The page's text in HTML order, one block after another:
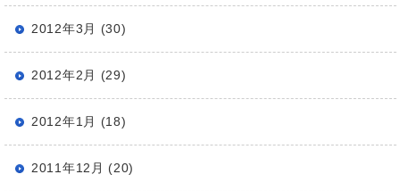
2012年3月 (30)
2012年2月 (29)
2012年1月 (18)
2011年12月 (20)